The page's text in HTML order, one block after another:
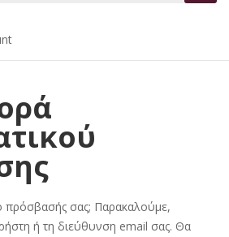
πρόσβασής σας; Παρακαλούμε,
ή τη διεύθυνση email σας. Θα